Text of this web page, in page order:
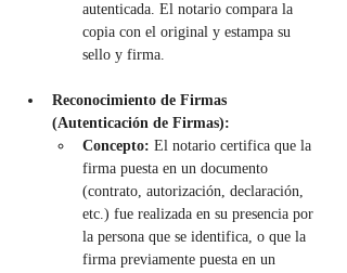
autenticada. El notario compara la
copia con el original y estampa su
sello y firma.
Reconocimiento de Firmas
(Autenticación de Firmas):
Concepto: El notario certifica que la
firma puesta en un documento
(contrato, autorización, declaración,
etc.) fue realizada en su presencia por
la persona que se identifica, o que la
firma previamente puesta en un